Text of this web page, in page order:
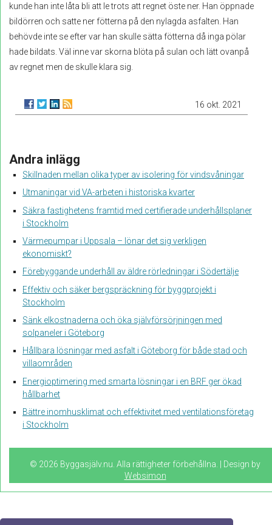
kunde han inte låta bli att le trots att regnet öste ner. Han öppnade
bildörren och satte ner fötterna på den nylagda asfalten. Han
behövde inte se efter var han skulle sätta fötterna då inga pölar
hade bildats. Väl inne var skorna blöta på sulan och lätt ovanpå
av regnet men de skulle klara sig.
16 okt. 2021
Andra inlägg
Skillnaden mellan olika typer av isolering för vindsvåningar
Utmaningar vid VA-arbeten i historiska kvarter
Säkra fastighetens framtid med certifierade underhållsplaner
i Stockholm
Värmepumpar i Uppsala – lönar det sig verkligen
ekonomiskt?
Förebyggande underhåll av äldre rörledningar i Södertälje
Effektiv och säker bergspräckning för byggprojekt i
Stockholm
Sänk elkostnaderna och öka självförsörjningen med
solpaneler i Göteborg
Hållbara lösningar med asfalt i Göteborg för både stad och
villaområden
Energioptimering med smarta lösningar i en BRF ger ökad
hållbarhet
Bättre inomhusklimat och effektivitet med ventilationsföretag
i Stockholm
© 2026 Byggasjälv.nu. Alla rättigheter förbehållna. | Design by
Websimon